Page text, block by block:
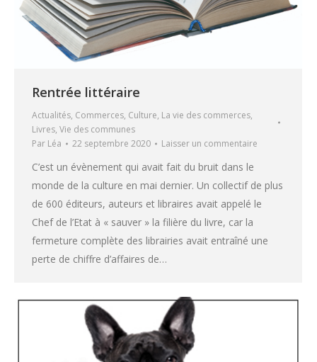
Rentrée littéraire
Actualités, Commerces, Culture, La vie des commerces,
Livres, Vie des communes
Par Léa 22 septembre 2020 Laisser un commentaire
C’est un évènement qui avait fait du bruit dans le
monde de la culture en mai dernier. Un collectif de plus
de 600 éditeurs, auteurs et libraires avait appelé le
Chef de l’Etat à « sauver » la filière du livre, car la
fermeture complète des librairies avait entraîné une
perte de chiffre d’affaires de…